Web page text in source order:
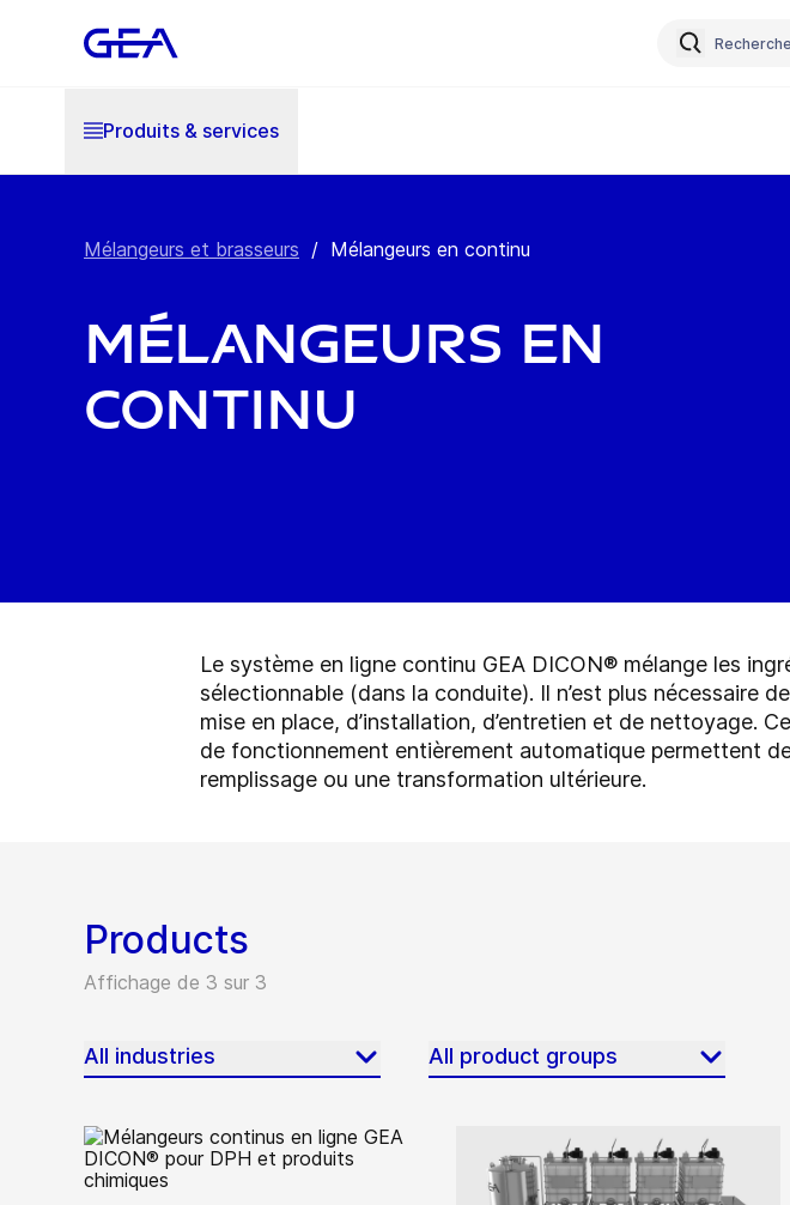
Produits & services
Mélangeurs et brasseurs / Mélangeurs en continu
Mélangeurs en
continu
Le système en ligne continu GEA DICON® mélange les
sélectionnable (dans la conduite). Il n’est plus nécessaire
mise en place, d’installation, d’entretien et de nettoyage.
de fonctionnement entièrement automatique permettent
remplissage ou une transformation ultérieure.
Products
Affichage de 3 sur 3
All industries All product groups